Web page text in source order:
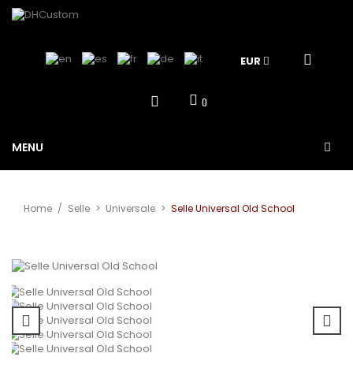
EUR
0
MENU
Home / Selle > Universale > Selle Universal Old School